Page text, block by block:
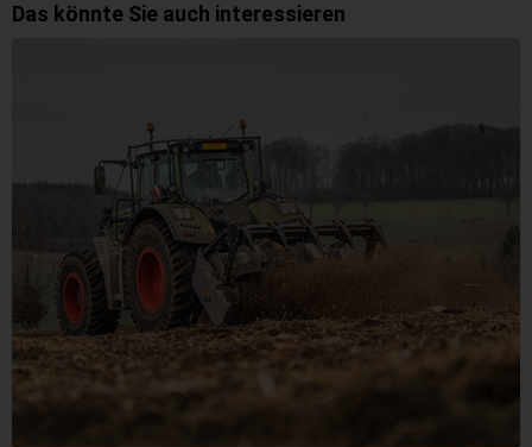
Das könnte Sie auch interessieren